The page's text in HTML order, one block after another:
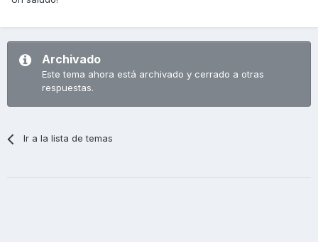
Archivado
Este tema ahora está archivado y cerrado a otras
respuestas.
Ir a la lista de temas